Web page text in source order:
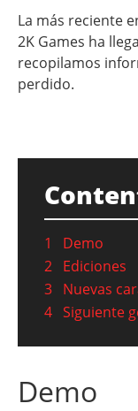
La más reciente
2K Games ha
recopilamos
perdido.
1
Demo
2 Ediciones
3 Nuevas
4 Siguiente
Demo